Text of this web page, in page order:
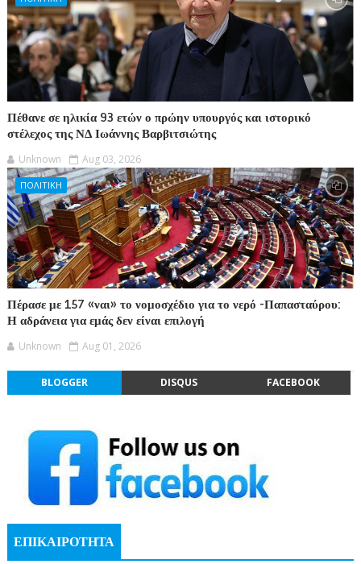
Πέθανε σε ηλικία 93 ετών ο πρώην υπουργός και ιστορικό
στέλεχος της ΝΔ Ιωάννης Βαρβιτσιώτης
Unknown Aug 03, 2026
ΠΟΛΙΤΙΚΗ
Πέρασε με 157 «ναι» το νομοσχέδιο για το νερό -Παπασταύρου:
Η αδράνεια για εμάς δεν είναι επιλογή
Unknown Aug 01, 2026
BLOGGER DISQUS FACEBOOK
ΕΠΙΚΑΙΡΟΤΗΤΑ